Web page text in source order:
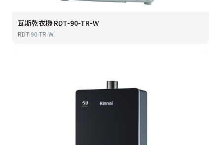
瓦斯乾衣機 RDT-90-TR-W
RDT-90-TR-W